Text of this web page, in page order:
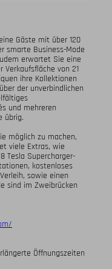
Gäste mit über 120
smarte Business-Mode
erwartet Sie eine
Verkaufsfläche von 21
ihre Kollektionen
der unverbindlichen
und mehreren
übrig.
möglich zu machen,
viele Extras, wie
Tesla Supercharger-
kostenloses
sowie einen
sind im Zweibrücken
Öffnungszeiten